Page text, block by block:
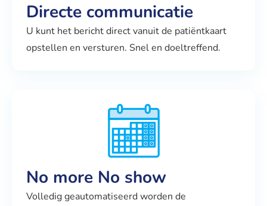
Directe communicatie
U kunt het bericht direct vanuit de patiëntkaart
opstellen en versturen. Snel en doeltreffend.
No more No show
Volledig geautomatiseerd worden de